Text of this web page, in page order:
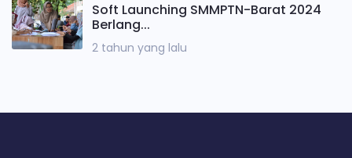
Soft Launching SMMPTN-Barat 2024
Berlang...
2 tahun yang lalu